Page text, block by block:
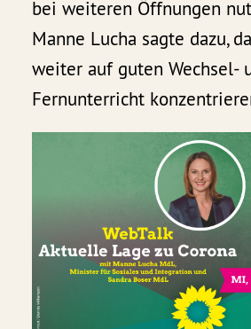
bei weiteren Öffnungen
Manne Lucha sagte dazu,
weiter auf guten Wechsel-
Fernunterricht